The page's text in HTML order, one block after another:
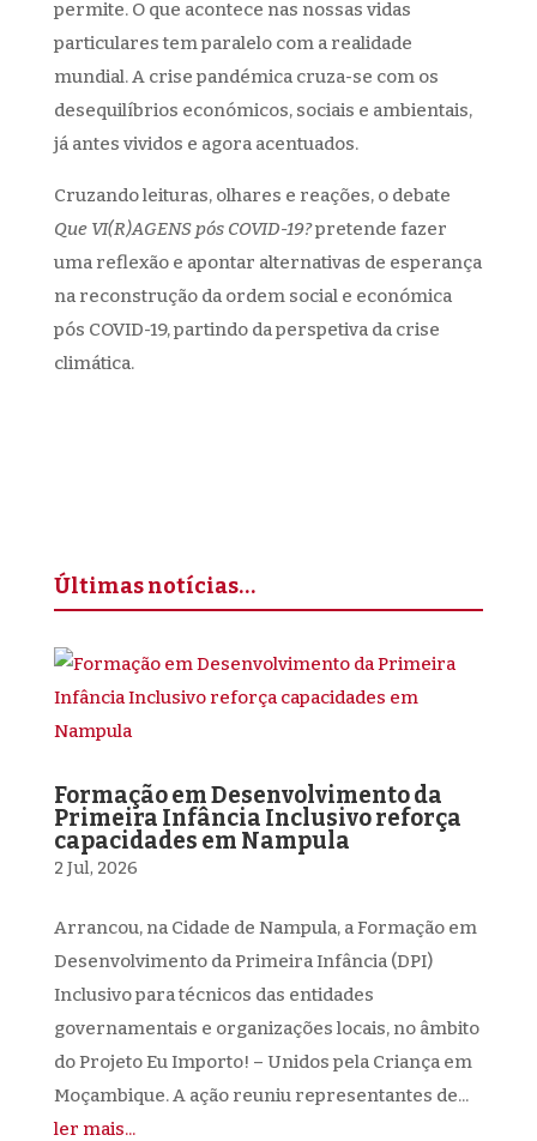
permite. O que acontece nas nossas vidas
particulares tem paralelo com a realidade
mundial. A crise pandémica cruza-se com os
desequilíbrios económicos, sociais e ambientais,
já antes vividos e agora acentuados.
Cruzando leituras, olhares e reações, o debate
Que VI(R)AGENS pós COVID-19?pretende fazer
uma reflexão e apontar alternativas de esperança
na reconstrução da ordem social e económica
pós COVID-19, partindo da perspetiva da crise
climática.
Últimas notícias…
Formação em Desenvolvimento da
Primeira Infância Inclusivo reforça
capacidades em Nampula
2 Jul, 2026
Arrancou, na Cidade de Nampula, a Formação em
Desenvolvimento da Primeira Infância (DPI)
Inclusivo para técnicos das entidades
governamentais e organizações locais, no âmbito
do Projeto Eu Importo! – Unidos pela Criança em
Moçambique. A ação reuniu representantes de...
ler mais...